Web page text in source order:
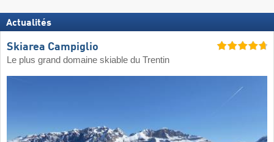
Actualités
Skiarea Campiglio
Le plus grand domaine skiable du Trentin